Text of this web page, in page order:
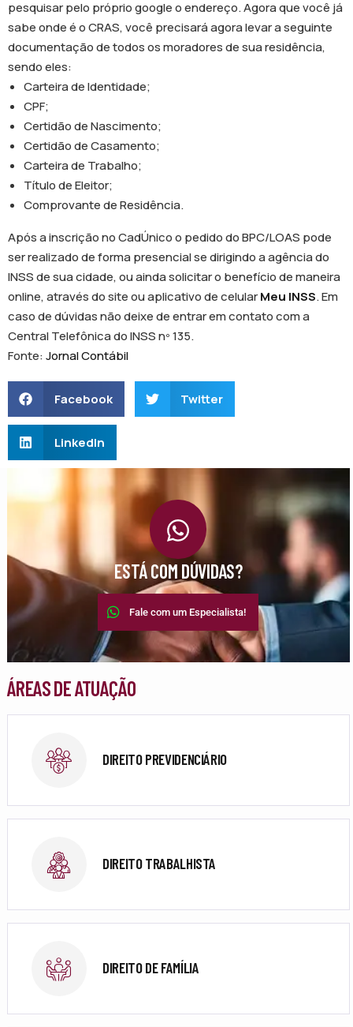
pesquisar pelo próprio google o endereço. Agora que você já
sabe onde é o CRAS, você precisará agora levar a seguinte
documentação de todos os moradores de sua residência,
sendo eles:
Carteira de Identidade;
CPF;
Certidão de Nascimento;
Certidão de Casamento;
Carteira de Trabalho;
Título de Eleitor;
Comprovante de Residência.
Após a inscrição no CadÚnico o pedido do BPC/LOAS pode
ser realizado de forma presencial se dirigindo a agência do
INSS de sua cidade, ou ainda solicitar o benefício de maneira
online, através do site ou aplicativo de celularMeu INSS. Em
caso de dúvidas não deixe de entrar em contato com a
Central Telefônica do INSS nº 135.
Fonte:Jornal Contábil
Facebook Twitter
LinkedIn
ESTÁ COM DÚVIDAS?
Fale com um Especialista!
ÁREAS DE ATUAÇÃO
DIREITO PREVIDENCIÁRIO
DIREITO TRABALHISTA
DIREITO DE FAMÍLIA